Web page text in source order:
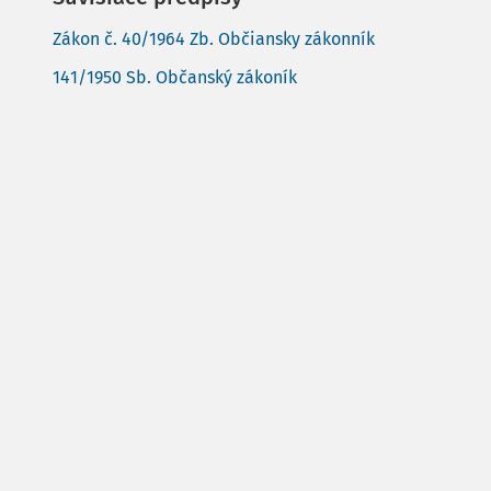
Zákon č. 40/1964 Zb. Občiansky zákonník
141/1950 Sb. Občanský zákoník